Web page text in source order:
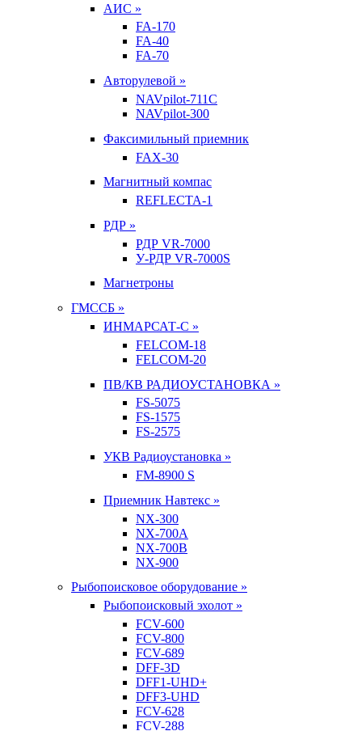
АИС »
FA-170
FA-40
FA-70
Авторулевой »
NAVpilot-711С
NAVpilot-300
Факсимильный приемник
FAX-30
Магнитный компас
REFLECTA-1
РДР »
РДР VR-7000
У-РДР VR-7000S
Магнетроны
ГМССБ »
ИНМАРСАТ-С »
FELCOM-18
FELCOM-20
ПВ/КВ РАДИОУСТАНОВКА »
FS-5075
FS-1575
FS-2575
УКВ Радиоустановка »
FM-8900 S
Приемник Навтекс »
NX-300
NX-700A
NX-700B
NX-900
Рыбопоисковое оборудование »
Рыбопоисковый эхолот »
FCV-600
FCV-800
FCV-689
DFF-3D
DFF1-UHD+
DFF3-UHD
FCV-628
FCV-288